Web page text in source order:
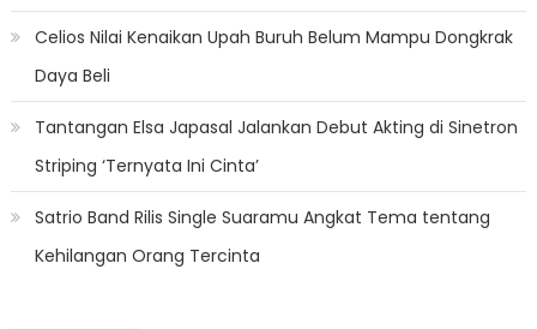
Celios Nilai Kenaikan Upah Buruh Belum Mampu Dongkrak
Daya Beli
Tantangan Elsa Japasal Jalankan Debut Akting di Sinetron
Striping ‘Ternyata Ini Cinta’
Satrio Band Rilis Single Suaramu Angkat Tema tentang
Kehilangan Orang Tercinta